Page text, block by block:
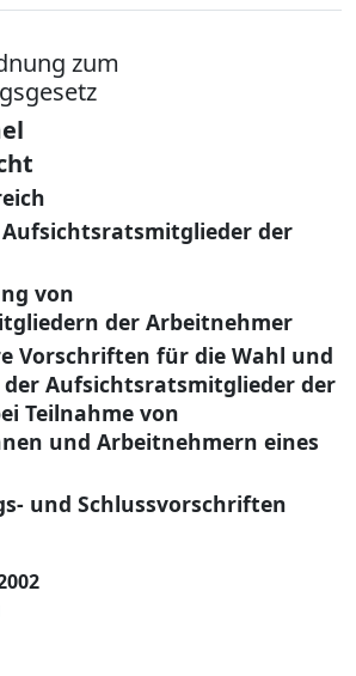
zum
der
von
der Arbeitnehmer
Vorschriften für die Wahl und
Aufsichtsratsmitglieder der
Teilnahme von
und Arbeitnehmern eines
und Schlussvorschriften